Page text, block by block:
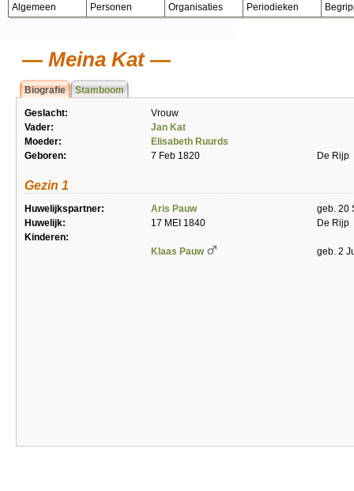
Algemeen Personen Organisaties Periodieken
Meina Kat
Biografie Stamboom
Geslacht:
Vrouw
Vader:
Jan Kat
Moeder:
Elisabeth Ruurds
Geboren:
7 Feb 1820 De Rijp
Gezin 1
Huwelijkspartner: Aris Pauw
geb. 20
Huwelijk:
17 MEI 1840
De Rijp
Kinderen:
Klaas Pauw
geb. 2